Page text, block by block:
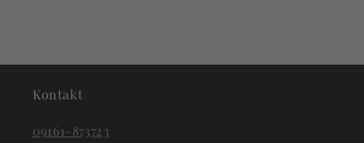
Kontakt
09161-873723